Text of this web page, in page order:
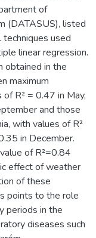
of
(DATASUS), listed
used
linear regression.
obtained in the
maximum
R² = 0.47 in May,
and those
with values of R²
in December.
of R²=0.84
effect of weather
of these
points to the role
periods in the
diseases such